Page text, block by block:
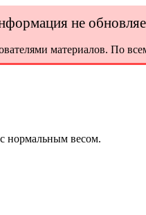
не
материалов. По
нормальным весом.